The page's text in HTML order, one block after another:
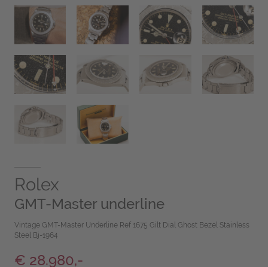
Rolex
GMT-Master underline
Vintage GMT-Master Underline Ref 1675 Gilt Dial Ghost Bezel Stainless
Steel Bj-1964
€ 28.980,-